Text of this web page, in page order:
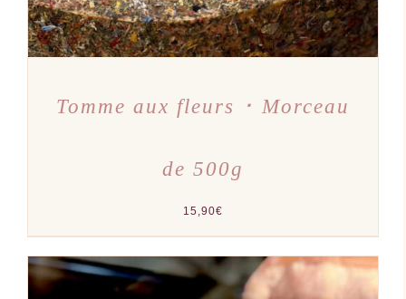
Tomme aux fleurs ･ Morceau
de 500g
15,90€